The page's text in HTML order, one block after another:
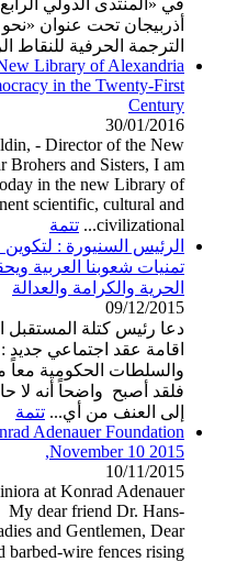
أذربيجان تحت عنوان
الترجمة الحرفية للنقاط
Library of Alexandria
in the Twenty-First
Century
30/01/2016
- Director of the New
and Sisters, I am
in the new Library of
scientific, cultural and
civilizational...
تتمة
الرئيس السنيورة :
تمنيات شعوبنا العربية
الحرية والكرامة والعدالة
09/12/2015
دعا رئيس كتلة المستقبل
اقامة عقد اجتماعي جديد
والسلطات الحكومية معاً
فلقد أصبح واضحاً أنه لا
إلى العنف من أي... تتمة
Adenauer Foundation
November 10 2015,
10/11/2015
at Konrad Adenauer
dear friend Dr. Hans-
and Gentlemen, Dear
wire fences rising...